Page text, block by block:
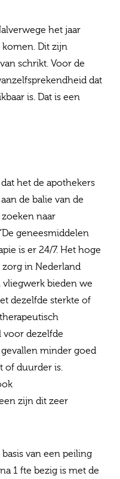
het jaar
komen. Dit zijn
schrikt. Voor de
dat
is. Dat is een
het de apothekers
de balie van de
naar
geneesmiddelen
is er 24/7. Het hoge
in Nederland
bieden we
dezelfde sterkte of
voor dezelfde
minder goed
of duurder is.
zijn dit zeer
van een peiling
1 fte bezig is met de